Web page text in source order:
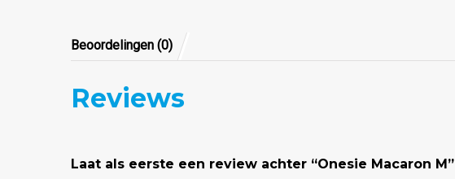
Beoordelingen (0)
Reviews
Laat als eerste een review achter “Onesie Macaron M”